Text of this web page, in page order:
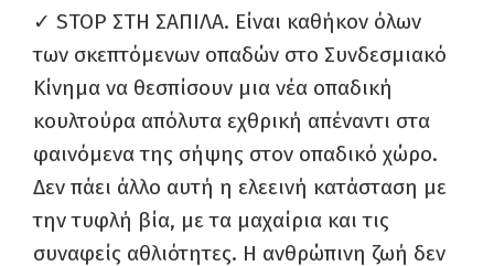
✓ STOP ΣΤΗ ΣΑΠΙΛΑ. Είναι καθήκον όλων
των σκεπτόμενων οπαδών στο Συνδεσμιακό
Κίνημα να θεσπίσουν μια νέα οπαδική
κουλτούρα απόλυτα εχθρική απέναντι στα
φαινόμενα της σήψης στον οπαδικό χώρο.
Δεν πάει άλλο αυτή η ελεεινή κατάσταση με
την τυφλή βία, με τα μαχαίρια και τις
συναφείς αθλιότητες. Η ανθρώπινη ζωή δεν